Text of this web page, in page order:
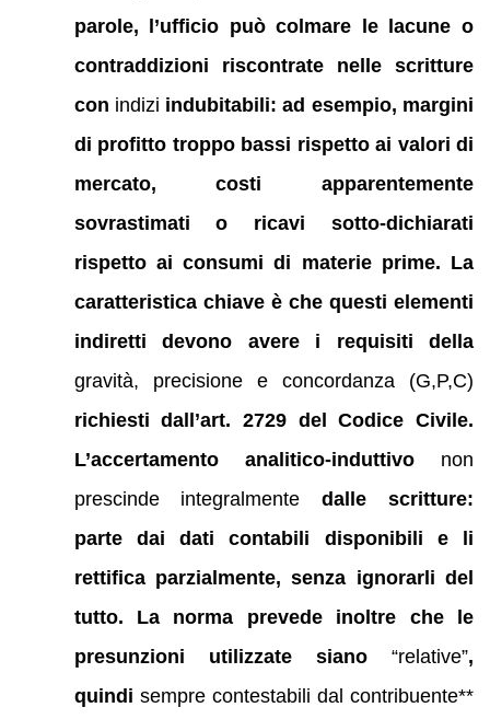
parole, l’ufficio può colmare le lacune o
contraddizioni riscontrate nelle scritture
con indizi indubitabili: ad esempio, margini
di profitto troppo bassi rispetto ai valori di
mercato, costi apparentemente
sovrastimati o ricavi sotto-dichiarati
rispetto ai consumi di materie prime. La
caratteristica chiave è che questi elementi
indiretti devono avere i requisiti della
gravità, precisione e concordanza (G,P,C)
richiesti dall’art. 2729 del Codice Civile.
L’accertamento analitico-induttivonon
prescinde integralmentedalle scritture:
parte dai dati contabili disponibili e li
rettifica parzialmente, senza ignorarli del
tutto. La norma prevede inoltre che le
presunzioni utilizzate siano“relative”,
quindi sempre contestabili dal contribuente**